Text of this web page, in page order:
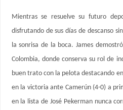
Mientras se resuelve su futuro
disfrutando de sus días de descanso
la sonrisa de la boca. James
Colombia, donde conserva su rol de
buen trato con la pelota destacando
en la victoria ante Camerún (4-0) a
en la lista de José Pekerman nunca